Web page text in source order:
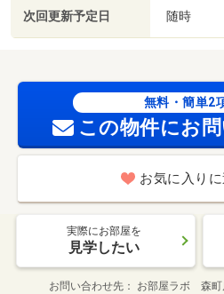
次回更新予定日 随時
無料・簡単2
この物件にお
お気に入り
実際にお部屋を
見学したい
お問い合わせ先 お部屋ラボ 森町